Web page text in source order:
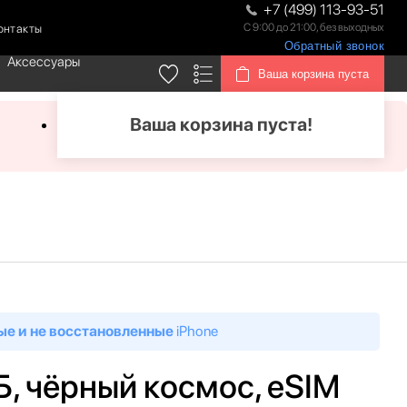
+7 (499) 113-93-51
С 9:00 до 21:00, без выходных
Обратный звонок
Аксессуары
Ваша корзина пуста
Ваша корзина пуста!
и не восстановленныеiPhone
чёрный космос, eSIM